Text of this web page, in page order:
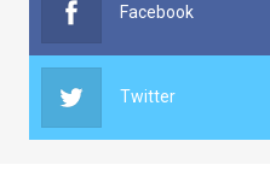
Facebook
Twitter